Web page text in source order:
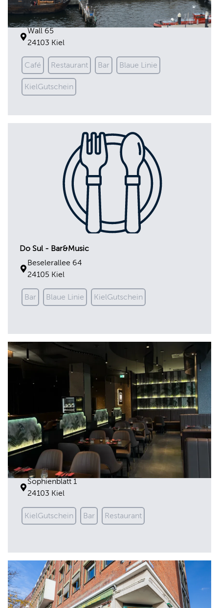
Der Alte Mann
Wall 65
24103 Kiel
Café Restaurant Bar Blaue Linie
KielGutschein
Do Sul - Bar&Music
Beselerallee 64
24105 Kiel
Bar Blaue Linie KielGutschein
EM Restaurant & Bar
Sophienblatt 1
24103 Kiel
KielGutschein Bar Restaurant